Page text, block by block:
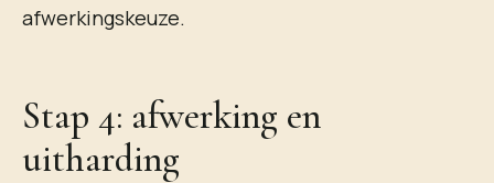
afwerkingskeuze.
Stap 4: afwerking en
uitharding